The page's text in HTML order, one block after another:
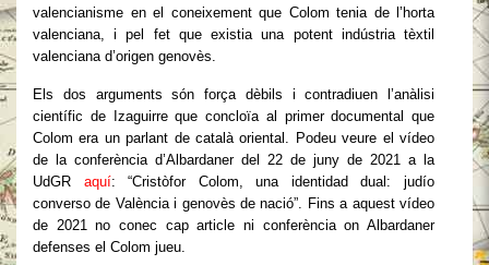
valencianisme en el coneixement que Colom tenia de l’horta
valenciana, i pel fet que existia una potent indústria tèxtil
valenciana d’origen genovès.
Els dos arguments són força dèbils i contradiuen l’anàlisi
científic de Izaguirre que concloïa al primer documental que
Colom era un parlant de català oriental. Podeu veure el vídeo
de la conferència d’Albardaner del 22 de juny de 2021 a la
UdGR aquí: “Cristòfor Colom, una identidad dual: judío
converso de València i genovès de nació”. Fins a aquest vídeo
de 2021 no conec cap article ni conferència on Albardaner
defenses el Colom jueu.